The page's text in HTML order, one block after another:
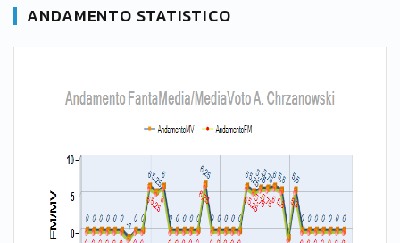
ANDAMENTO STATISTICO